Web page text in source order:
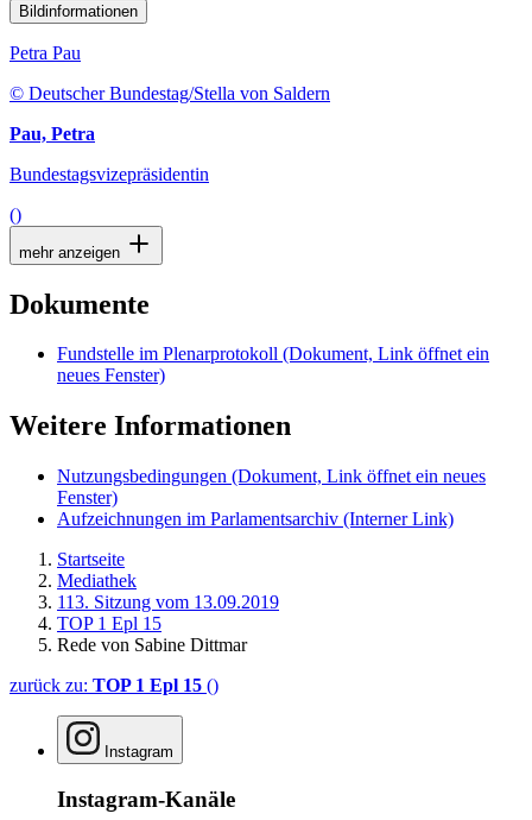
Bildinformationen
Petra Pau
© Deutscher Bundestag/Stella von Saldern
Pau, Petra
Bundestagsvizepräsidentin
()
mehr anzeigen
Dokumente
Fundstelle im Plenarprotokoll (Dokument, Link öffnet ein
neues Fenster)
Weitere Informationen
Nutzungsbedingungen (Dokument, Link öffnet ein neues
Fenster)
Aufzeichnungen im Parlamentsarchiv (Interner Link)
Startseite
Mediathek
113. Sitzung vom 13.09.2019
TOP 1 Epl 15
Rede von Sabine Dittmar
zurück zu: TOP 1 Epl 15 ()
Instagram
Instagram-Kanäle